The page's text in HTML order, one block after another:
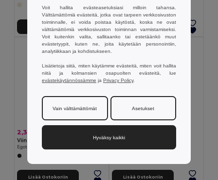
2,37 €
Viinitulppa vakuumikorkilla
Egotier 94278
Lisää Ostokoriin
Made in PT
PS cocktail-sekoitin
Lisää Ostokoriin
Voit hallita evästeasetuksiasi milloin tahansa.
Välttämättömiä evästeitä, jotka ovat tarpeen verkkosivuston
toiminnalle, ei voida poistaa käytöstä, koska ne ovat
välttämättömiä verkkosivuston toiminnan varmistamiseksi.
Voit kuitenkin valita, sallitaanko tai estetäänkö muut
evästetyypit, kuten ne, joita käytetään personointiin,
analytiikkaan ja kohdistukseen.
Lisätietoja siitä, miten käytämme evästeitä, miten voit hallita
niitä ja kolmansien osapuolten evästeitä, lue
evästekäytännössämme ja Privacy Policy.
Vain välttämättömät Asetukset
Hyväksy kaikki